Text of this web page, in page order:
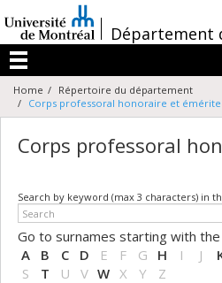
au
contenu
/Département
Menu
Home
Répertoire du département
Corps professoral honoraire et émérite
Corps professoral
Search by keyword (max 3 characters) in
Go to surnames starting with
A
B C D E F G H I J
S
T U V W X Y Z